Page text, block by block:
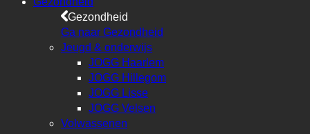
Gezondheid
Ga naar Gezondheid
Jeugd & onderwijs
JOGG Haarlem
JOGG Hillegom
JOGG Lisse
JOGG Velsen
Volwassenen